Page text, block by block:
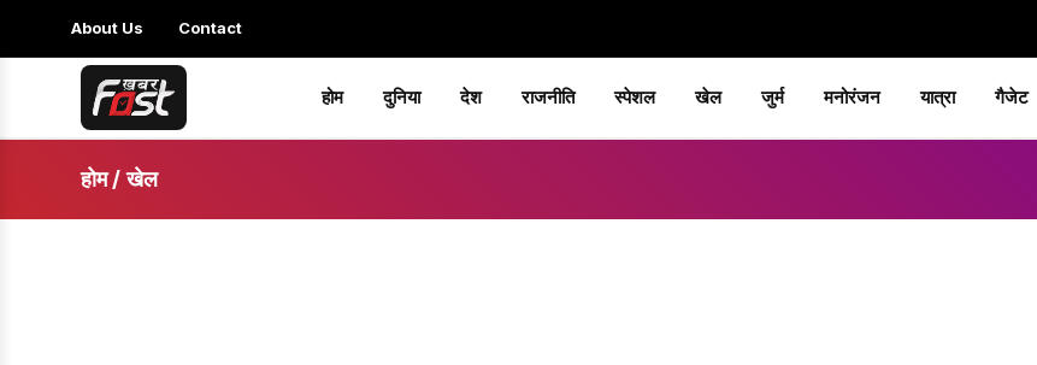
About Us Contact
होम दुनिया देश राजनीति स्पेशल खेल जुर्म मनोरंजन यात्रा गैजेट
होम/ खेल